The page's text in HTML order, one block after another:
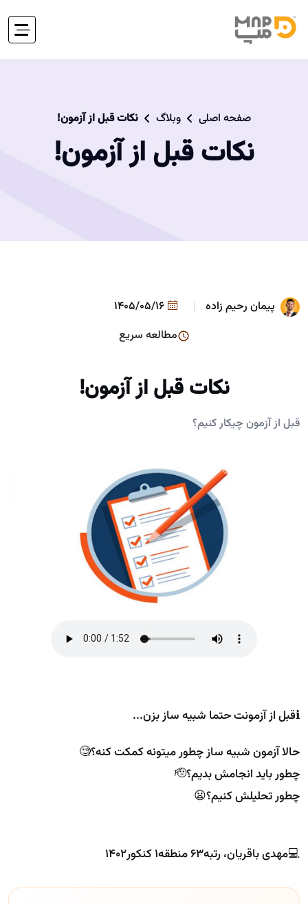
صفحه اصلی وبلاگ نکات قبل از آزمون!
نکات قبل از آزمون!
پیمان رحیم زاده
مطالعه سریع
نکات قبل از آزمون!
قبل از آزمون چیکار کنیم؟
ℹ️قبل از آزمونت حتما شبیه ساز بزن...
حالا آزمون شبیه ساز چطور میتونه کمکت کنه؟🧐
چطور باید انجامش بدیم؟🫡
چطور تحلیلش کنیم؟😦
💻مهدی باقریان، رتبه۶۳ منطقه۱ کنکور۱۴۰۲